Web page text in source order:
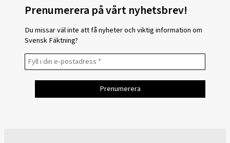
Prenumerera på vårt nyhetsbrev!
Du missar väl inte att få nyheter och viktig information om
Svensk Fäktning?